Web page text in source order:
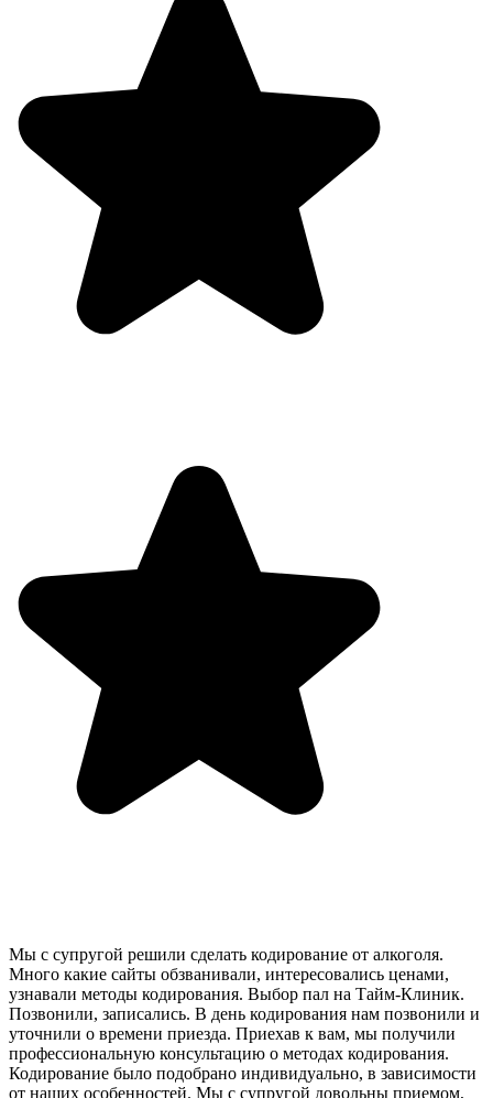
Мы с супругой решили сделать кодирование от алкоголя.
Много какие сайты обзванивали, интересовались ценами,
узнавали методы кодирования. Выбор пал на Тайм-Клиник.
Позвонили, записались. В день кодирования нам позвонили и
уточнили о времени приезда. Приехав к вам, мы получили
профессиональную консультацию о методах кодирования.
Кодирование было подобрано индивидуально, в зависимости
от наших особенностей. Мы с супругой довольны приемом,